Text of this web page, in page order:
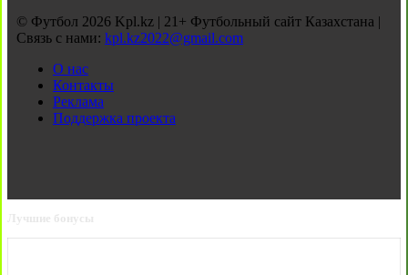
© Футбол 2026 Kpl.kz | 21+ Футбольный сайт Казахстана |
Связь с нами: kpl.kz2022@gmail.com
О нас
Контакты
Реклама
Поддержка проекта
Лучшие бонусы